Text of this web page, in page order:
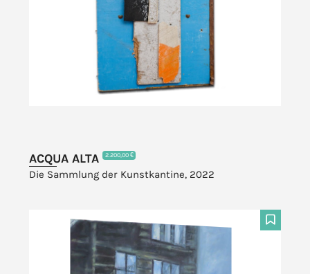
ACQUA ALTA 2.200,00 €
Die Sammlung der Kunstkantine, 2022
F